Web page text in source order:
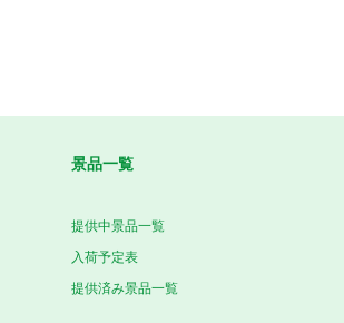
景品一覧
提供中景品一覧
入荷予定表
提供済み景品一覧